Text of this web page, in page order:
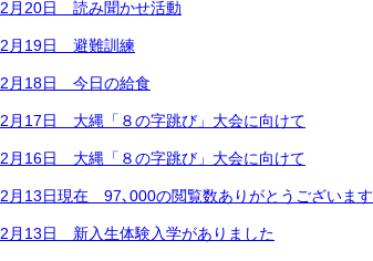
2月20日 読み聞かせ活動
2月19日 避難訓練
2月18日 今日の給食
2月17日 大縄「８の字跳び」大会に向けて
2月16日 大縄「８の字跳び」大会に向けて
2月13日現在 97､000の閲覧数ありがとうございます
2月13日 新入生体験入学がありました